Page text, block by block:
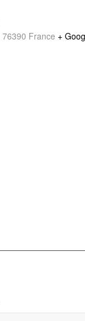
76390 France +